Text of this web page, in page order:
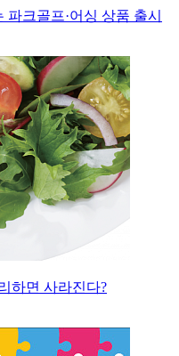
크골프·어싱 상품 출시
하면 사라진다?